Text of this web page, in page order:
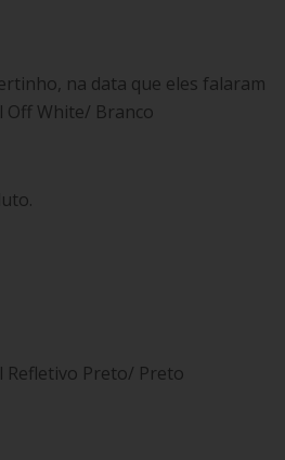
na data que eles falaram
Off White/ Branco
Refletivo Preto/ Preto